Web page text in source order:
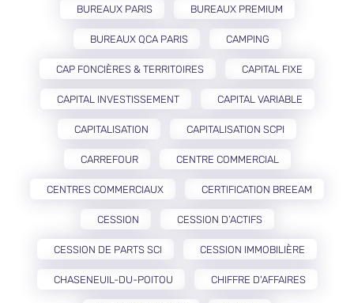
BUREAUX PARIS BUREAUX PREMIUM
BUREAUX QCA PARIS CAMPING
CAP FONCIÈRES & TERRITOIRES CAPITAL FIXE
CAPITAL INVESTISSEMENT CAPITAL VARIABLE
CAPITALISATION CAPITALISATION SCPI
CARREFOUR CENTRE COMMERCIAL
CENTRES COMMERCIAUX CERTIFICATION BREEAM
CESSION CESSION D’ACTIFS
CESSION DE PARTS SCI CESSION IMMOBILIÈRE
CHASENEUIL-DU-POITOU CHIFFRE D'AFFAIRES